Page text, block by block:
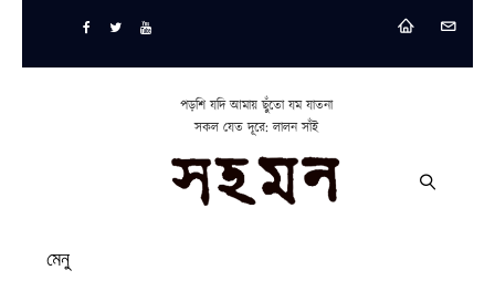
পড়শি যদি আমায় ছুঁতো যম যাতনা
সকল যেত দূরে: লালন সাঁই
মেনু